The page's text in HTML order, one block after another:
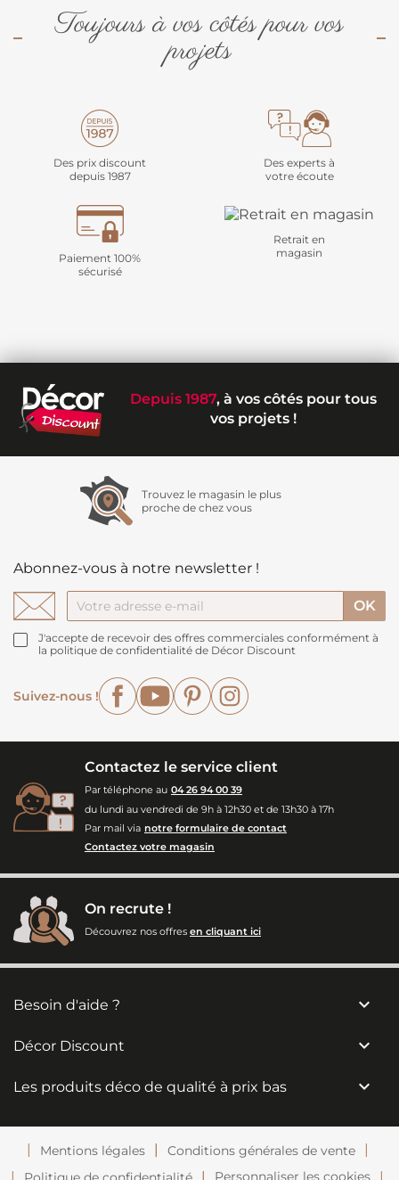
Toujours à vos côtés pour vos
projets
Des prix discount
depuis 1987
Des experts à
votre écoute
Paiement 100%
sécurisé
Retrait en
magasin
Depuis 1987, à vos côtés pour tous
vos projets !
Trouvez le magasin le plus
proche de chez vous
Abonnez-vous à notre newsletter !
J'accepte de recevoir des offres commerciales conformément à
la politique de confidentialité de Décor Discount
Suivez-nous !
FacebookYouTubePinterest
Contactez le service client
Par téléphone au 04 26 94 00 39
du lundi au vendredi de 9h à 12h30 et de 13h30 à 17h
Par mail via notre formulaire de contact
Contactez votre magasin
On recrute !
Découvrez nos offres en cliquant ici
Besoin d'aide ? 
Décor Discount 
Les produits déco de qualité à prix bas 
Mentions légales
Conditions générales de vente
Personnaliser les cookies